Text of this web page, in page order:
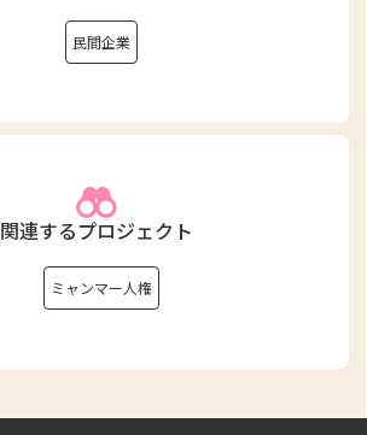
民間企業
関連するプロジェクト
ミャンマー人権